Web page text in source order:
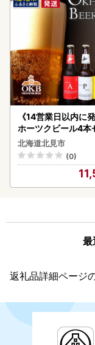
《14営業日以内に
ホーツクビール4本
( 飲料 飲み物 お酒
クラフトビール 瓶
贈答 ギフト 贈り物
御中元 お歳暮 御歳
い プレゼント モル
北海道北見市
(0)
最
返礼品詳細ページ